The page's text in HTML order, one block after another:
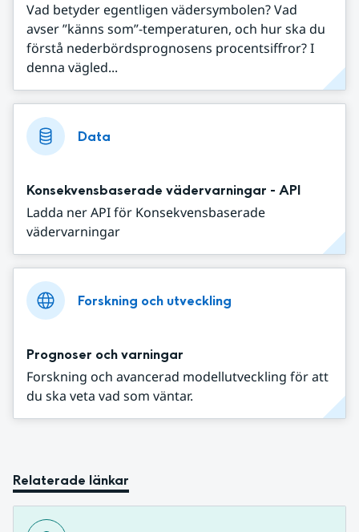
Vad betyder egentligen vädersymbolen? Vad
avser ”känns som”-temperaturen, och hur ska du
förstå nederbördsprognosens procentsiffror? I
denna vägled...
Data
Konsekvensbaserade vädervarningar - API
Ladda ner API för Konsekvensbaserade
vädervarningar
Forskning och utveckling
Prognoser och varningar
Forskning och avancerad modellutveckling för att
du ska veta vad som väntar.
Relaterade länkar